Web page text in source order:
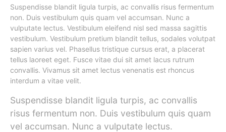
Suspendisse blandit ligula turpis, ac convallis risus fermentum
non. Duis vestibulum quis quam vel accumsan. Nunc a
vulputate lectus. Vestibulum eleifend nisl sed massa sagittis
vestibulum. Vestibulum pretium blandit tellus, sodales volutpat
sapien varius vel. Phasellus tristique cursus erat, a placerat
tellus laoreet eget. Fusce vitae dui sit amet lacus rutrum
convallis. Vivamus sit amet lectus venenatis est rhoncus
interdum a vitae velit.
Suspendisse blandit ligula turpis, ac convallis
risus fermentum non. Duis vestibulum quis quam
vel accumsan. Nunc a vulputate lectus.